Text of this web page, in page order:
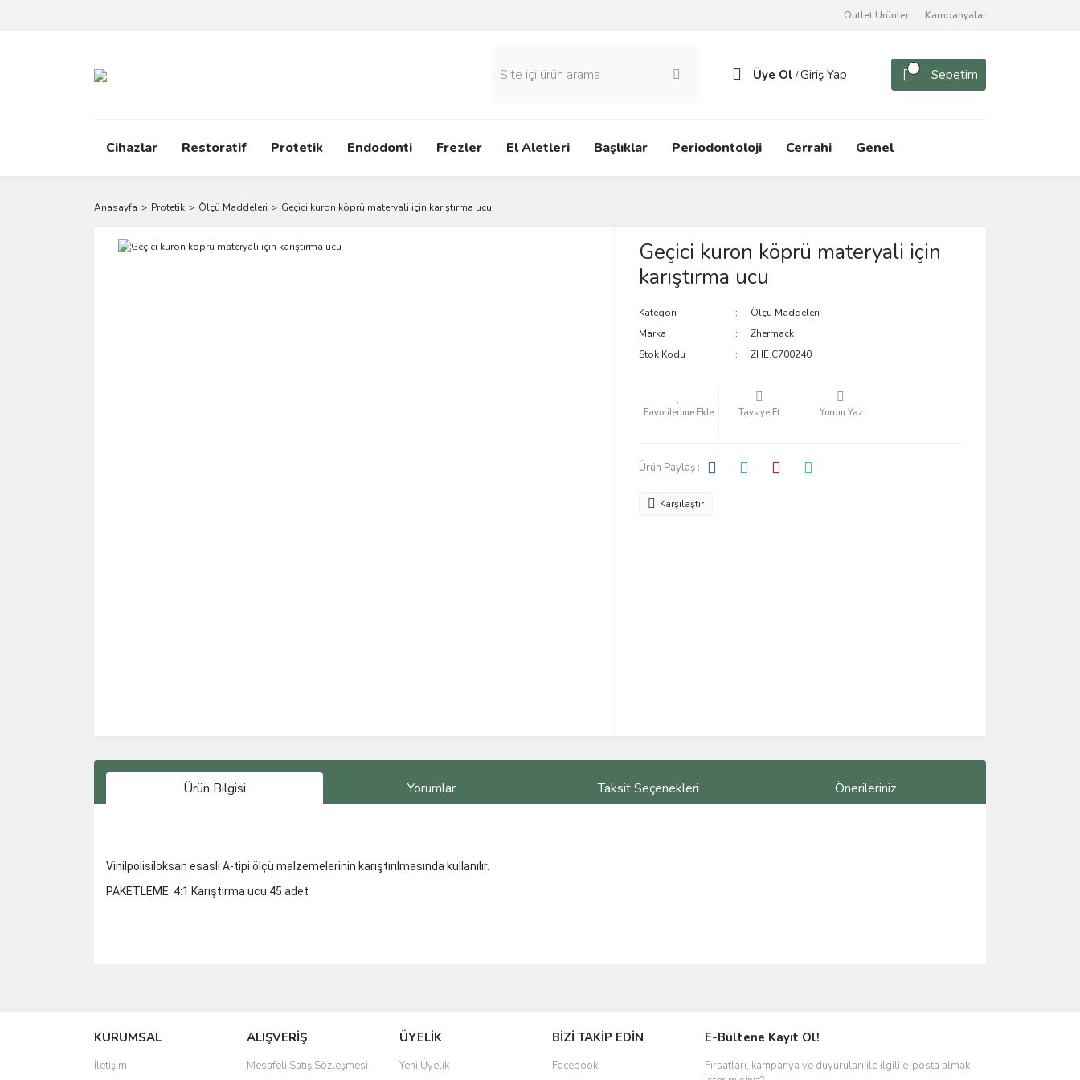
Outlet Ürünler Kampanyalar
Üye Ol /Giriş Yap Sepetim
Cihazlar Restoratif Protetik Endodonti Frezler El Aletleri Başlıklar Periodontoloji Cerrahi Genel
Anasayfa Protetik Ölçü Maddeleri Geçici kuron köprü materyali için karıştırma ucu
Geçici kuron köprü materyali için
karıştırma ucu
Kategori
Ölçü Maddeleri
Marka
Zhermack
Stok Kodu
ZHE.C700240
Tavsiye Et Yorum Yaz
Ürün Paylaş :
Karşılaştır
Ürün Bilgisi Yorumlar Taksit Seçenekleri Önerileriniz
Vinilpolisiloksan esaslı A-tipi ölçü malzemelerinin karıştırılmasında kullanılır.
PAKETLEME: 4:1 Karıştırma ucu 45 adet
Ürün resmi kalitesiz, bozuk veya görüntülenemiyor.
Ürün açıklamasında eksik bilgiler bulunuyor.
KURUMSAL
İletişim
ALIŞVERİŞ
Mesafeli Satış Sözleşmesi
ÜYELİK
Yeni Üyelik
BİZİ TAKİP EDİN
Facebook
E-Bültene Kayıt Ol!
Fırsatları, kampanya ve duyuruları ile ilgili e-posta almak